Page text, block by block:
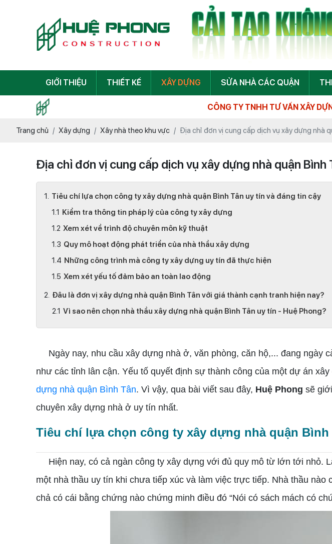
GIỚI THIỆU THIẾT KẾ XÂY DỰNG SỬA NHÀ CÁC QUẬN
CÔNG TY TNHH TƯ VẤN XÂY DỰNG HUỆ
Trang chủ Xây dựng Xây nhà theo khu vực Địa chỉ đơn vị cung cấp dịch vụ xây dựng nhà
Địa chỉ đơn vị cung cấp dịch vụ xây dựng nhà quận
Tiêu chí lựa chọn công ty xây dựng nhà quận Bình Tân uy tín và đáng tin cậy
Kiểm tra thông tin pháp lý của công ty xây dựng
Xem xét về trình độ chuyên môn kỹ thuật
Quy mô hoạt động phát triển của nhà thầu xây dựng
Những công trình mà công ty xây dựng uy tín đã thực hiện
Xem xét yếu tố đảm bảo an toàn lao động
Đâu là đơn vị xây dựng nhà quận Bình Tân với giá thành cạnh tranh hiện nay?
Vì sao nên chọn nhà thầu xây dựng nhà quận Bình Tân uy tín - Huệ Phong?
Ngày nay, nhu cầu xây dựng nhà ở, văn phòng, căn hộ,... đang ngày
như các tỉnh lân cận. Yếu tố quyết định sự thành công của một dự án
dựng nhà quận Bình Tân. Vì vậy, qua bài viết sau đây, Huệ Phong sẽ
chuyên xây dựng nhà ở uy tín nhất.
Tiêu chí lựa chọn công ty xây dựng nhà quận
Hiện nay, có cả ngàn công ty xây dựng với đủ quy mô từ lớn tới nhỏ.
một nhà thầu uy tín khi chưa tiếp xúc và làm việc trực tiếp. Nhà thầu nào
chả có cái bằng chứng nào chứng minh điều đó “Nói có sách mách có